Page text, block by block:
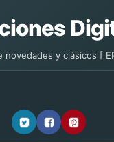
y clásicos [